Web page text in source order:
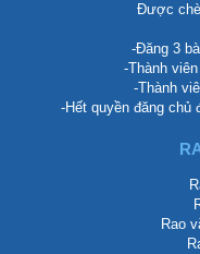
Được
-Đăng 3
-Thành
-Thành
-Hết quyền đăng chủ
Rao